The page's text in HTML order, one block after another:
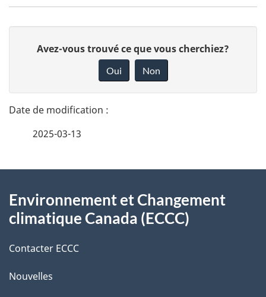
t
a
l
s
d
e
l
n
o
t
r
r
t
Avez-vous trouvé ce que vous cherchiez?
Oui Non
2025-03-13
propos
ce
site
Environnement et Changement
climatique Canada (ECCC)
Contacter ECCC
Nouvelles